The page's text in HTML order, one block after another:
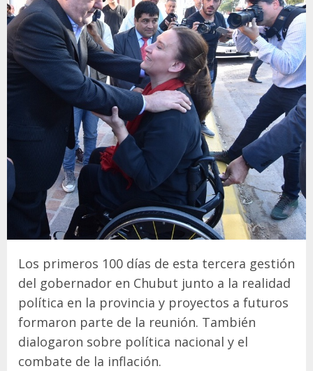
Los primeros 100 días de esta tercera gestión
del gobernador en Chubut junto a la realidad
política en la provincia y proyectos a futuros
formaron parte de la reunión. También
dialogaron sobre política nacional y el
combate de la inflación.